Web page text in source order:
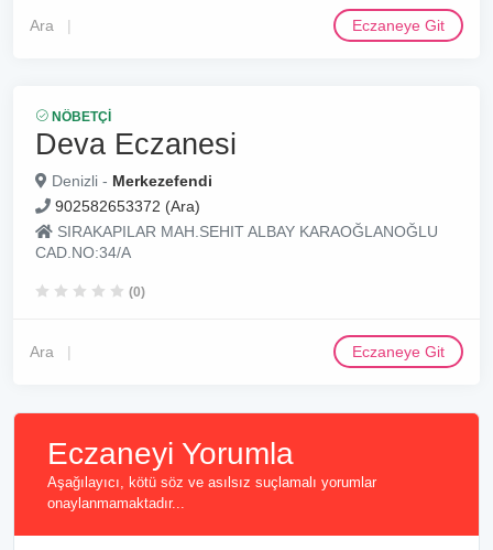
Ara Eczaneye Git
NÖBETÇI
Deva Eczanesi
Denizli - Merkezefendi
902582653372 (Ara)
SIRAKAPILAR MAH.SEHIT ALBAY KARAOĞLANOĞLU
CAD.NO:34/A
(0)
Ara Eczaneye Git
Eczaneyi Yorumla
Aşağılayıcı, kötü söz ve asılsız suçlamalı yorumlar
onaylanmamaktadır...